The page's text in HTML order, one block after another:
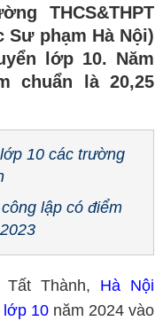
THCS&THPT
Sư phạm Hà Nội)
lớp 10. Năm
chuẩn là 20,25
10 các trường
lập có điểm
Tất Thành, Hà Nội
lớp 10năm 2024 vào